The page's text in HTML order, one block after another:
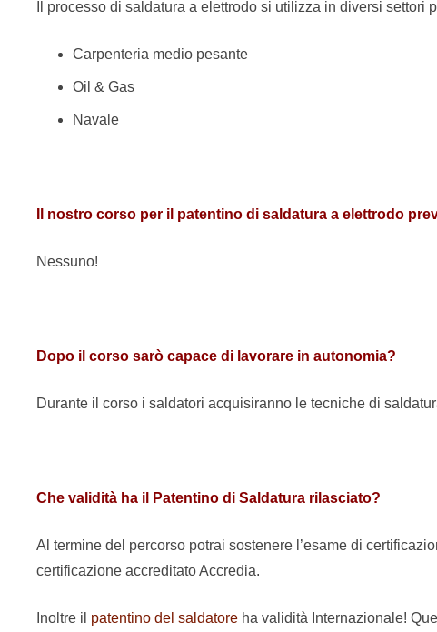
Il processo di saldatura a elettrodo si utilizza in diversi
Carpenteria medio pesante
Oil & Gas
Navale
Il nostro corso per il patentino di saldatura a elettrodo
Nessuno!
Dopo il corso sarò capace di lavorare in autonomia?
Durante il corso i saldatori acquisiranno le tecniche di
Che validità ha il Patentino di Saldatura rilasciato?
Al termine del percorso potrai sostenere l’esame di
certificazione accreditato Accredia.
Inoltre il patentino del saldatore ha validità Internazionale!